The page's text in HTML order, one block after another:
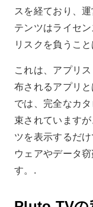
スを経ており、
テンツはライセ
リスクを負うこ
これは、アプリ
布されるアプリ
では、完全なカ
束されています
ツを表示するだ
ウェアやデータ
す。.